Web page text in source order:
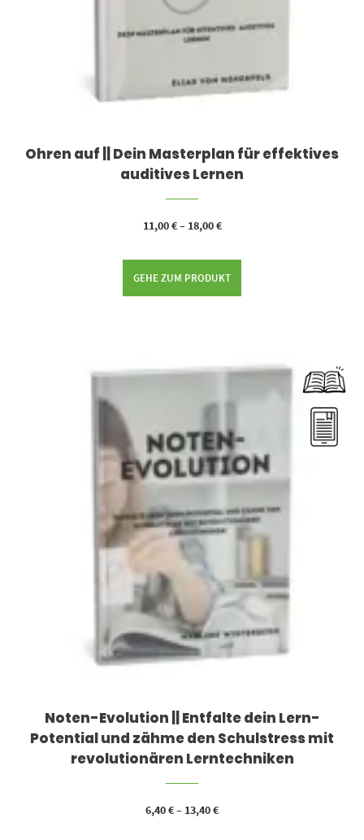
Ohren auf || Dein Masterplan für effektives
auditives Lernen
11,00€– 18,00€
GEHE ZUM PRODUKT
Noten-Evolution || Entfalte dein Lern-
Potential und zähme den Schulstress mit
revolutionären Lerntechniken
6,40€– 13,40€